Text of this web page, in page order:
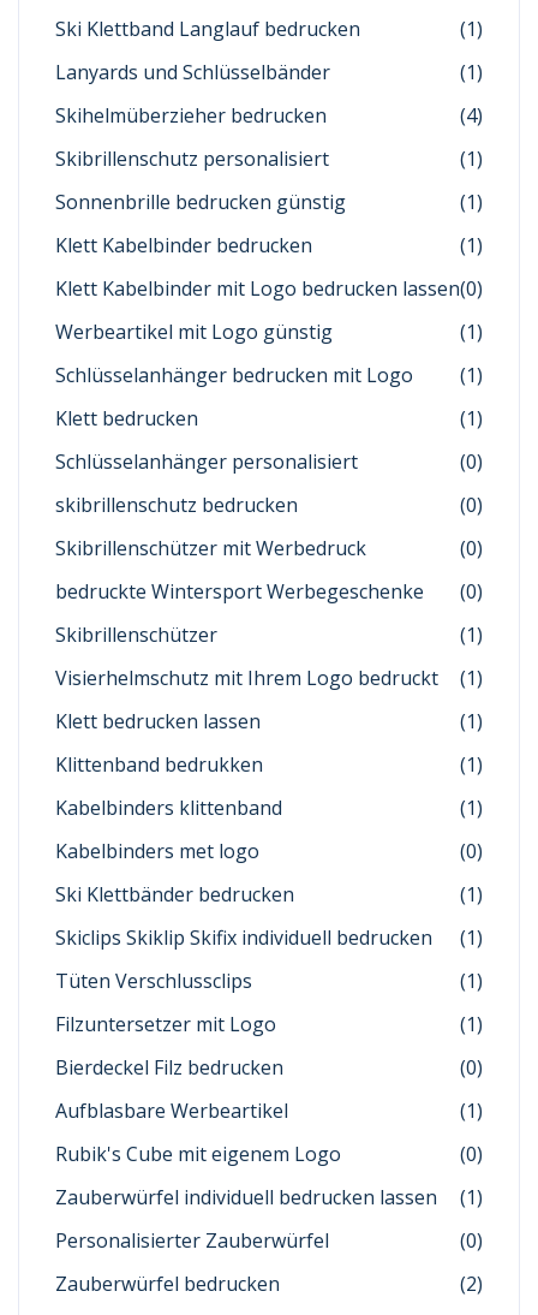
Ski Klettband Langlauf bedrucken
(1)
Lanyards und Schlüsselbänder
(1)
Skihelmüberzieher bedrucken
(4)
Skibrillenschutz personalisiert
(1)
Sonnenbrille bedrucken günstig
(1)
Klett Kabelbinder bedrucken
(1)
Klett Kabelbinder mit Logo bedrucken lassen(0)
Werbeartikel mit Logo günstig
(1)
Schlüsselanhänger bedrucken mit Logo
(1)
Klett bedrucken
(1)
Schlüsselanhänger personalisiert
(0)
skibrillenschutz bedrucken
(0)
Skibrillenschützer mit Werbedruck
(0)
bedruckte Wintersport Werbegeschenke
(0)
Skibrillenschützer
(1)
Visierhelmschutz mit Ihrem Logo bedruckt
(1)
Klett bedrucken lassen
(1)
Klittenband bedrukken
(1)
Kabelbinders klittenband
(1)
Kabelbinders met logo
(0)
Ski Klettbänder bedrucken
(1)
Skiclips Skiklip Skifix individuell bedrucken
(1)
Tüten Verschlussclips
(1)
Filzuntersetzer mit Logo
(1)
Bierdeckel Filz bedrucken
(0)
Aufblasbare Werbeartikel
(1)
Rubik's Cube mit eigenem Logo
(0)
Zauberwürfel individuell bedrucken lassen
(1)
Personalisierter Zauberwürfel
(0)
Zauberwürfel bedrucken
(2)